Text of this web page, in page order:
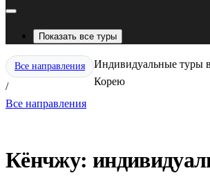
Показать все туры
Все направления
/
Индивидуальные
Корею
Все направления
Кёнчжу: